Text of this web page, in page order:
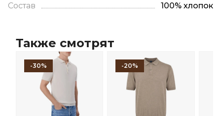
Состав 100% хлопок
Также смотрят
-30% -20%